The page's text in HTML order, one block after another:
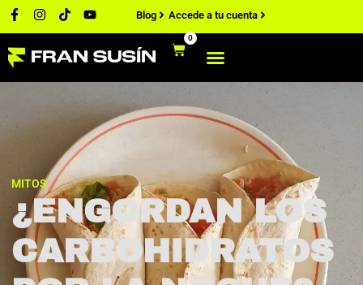
Blog Accede a tu cuenta
0
MITOS
¿ENGORDAN LOS
CARBOHIDRATOS